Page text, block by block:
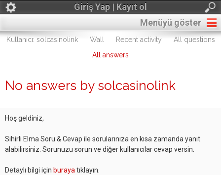
Giriş Yap | Kayıt ol
Menüyü göster
Kullanıcı: solcasinolink Wall Recent activity
All questions
All answers
No answers by solcasinolink
Hoş geldiniz,
Sihirli Elma Soru & Cevap ile sorularınıza en kısa zamanda yanıt
alabilirsiniz. Sorunuzu sorun ve diğer kullanıcılar cevap versin.
Detaylı bilgi için buraya tıklayın.